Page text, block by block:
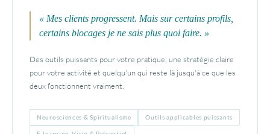
« Mes clients progressent. Mais sur certains profils,
certains blocages je ne sais plus quoi faire. »
Des outils puissants pour votre pratique, une stratégie claire
pour votre activité et quelqu'un qui reste là jusqu'à ce que les
deux fonctionnent vraiment.
Neurosciences & Spiritualisme Outils applicables puissants